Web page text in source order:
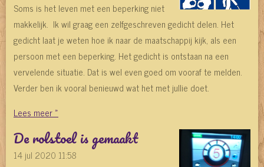
Soms is het leven met een beperking niet
makkelijk. Ik wil graag een zelfgeschreven gedicht delen. Het
gedicht laat je weten hoe ik naar de maatschappij kijk, als een
persoon met een beperking. Het gedicht is ontstaan na een
vervelende situatie. Dat is wel even goed om vooraf te melden.
Verder ben ik vooral benieuwd wat het met jullie doet.
Lees meer »
De rolstoel is gemaakt
14 jul 2020 11:58